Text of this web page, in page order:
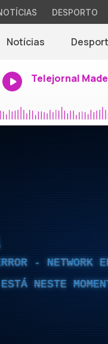
DESPORTO
Notícias
Telejornal
- NETWORK
NESTE